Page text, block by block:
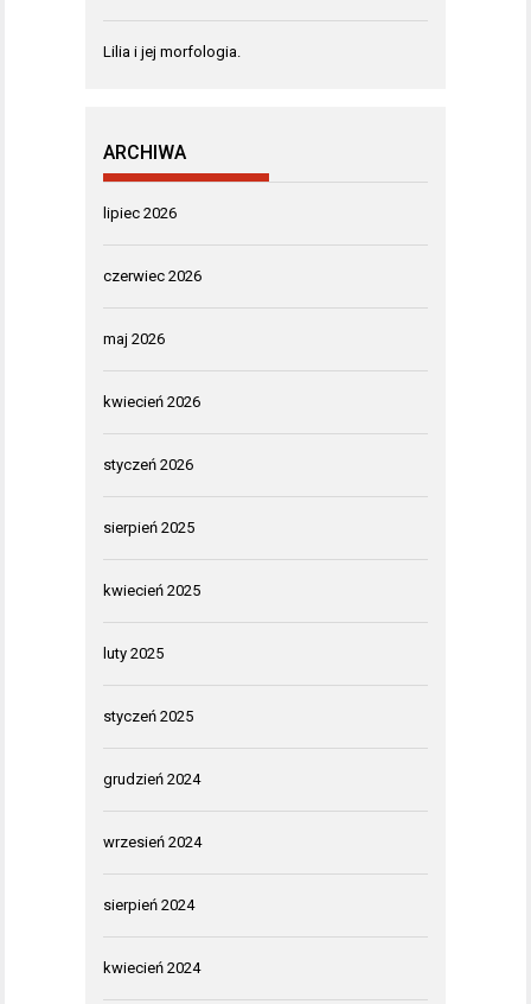
Lilia i jej morfologia.
ARCHIWA
lipiec 2026
czerwiec 2026
maj 2026
kwiecień 2026
styczeń 2026
sierpień 2025
kwiecień 2025
luty 2025
styczeń 2025
grudzień 2024
wrzesień 2024
sierpień 2024
kwiecień 2024